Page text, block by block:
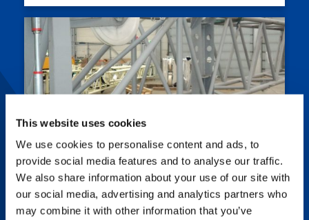
This website uses cookies
We use cookies to personalise content and ads, to
provide social media features and to analyse our traffic.
We also share information about your use of our site with
our social media, advertising and analytics partners who
may combine it with other information that you’ve
Spitze ATF 160G-5 5.4 m
99707794001 Spitze ATF 160G-5